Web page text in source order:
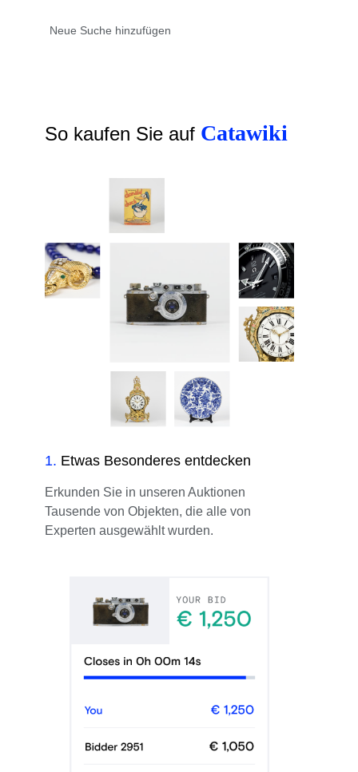
So kaufen Sie auf Catawiki
1. Etwas Besonderes entdecken
Erkunden Sie in unseren Auktionen
Tausende von Objekten, die alle von
Experten ausgewählt wurden.